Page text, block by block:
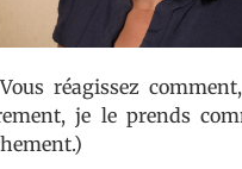
réagissez
je le prends